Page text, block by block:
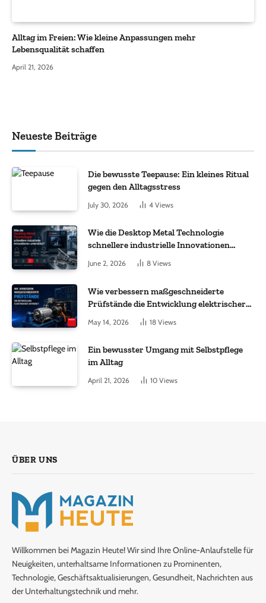
Alltag im Freien: Wie kleine Anpassungen mehr
Lebensqualität schaffen
April 21, 2026
Neueste Beiträge
Die bewusste Teepause: Ein kleines Ritual
gegen den Alltagsstress
July 30, 2026 4 Views
Wie die Desktop Metal Technologie
schnellere industrielle Innovationen
June 2, 2026 8 Views
Wie verbessern maßgeschneiderte
Prüfstände die Entwicklung elektrischer
May 14, 2026 18 Views
Ein bewusster Umgang mit Selbstpflege
im Alltag
April 21, 2026 10 Views
ÜBER UNS
Willkommen bei Magazin Heute! Wir sind Ihre Online-Anlaufstelle für
Neuigkeiten, unterhaltsame Informationen zu Prominenten,
Technologie, Geschäftsaktualisierungen, Gesundheit, Nachrichten aus
der Unterhaltungstechnik und mehr.